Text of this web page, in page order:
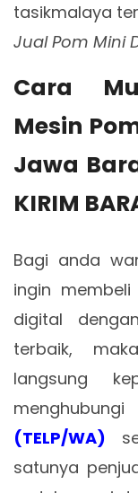
tasikmalaya
Jual Pom Mini
Cara
Mesin
Jawa
KIRIM
Bagi anda
ingin
digital
terbaik,
langsung
(TELP/WA)
satunya